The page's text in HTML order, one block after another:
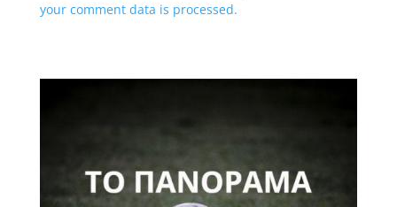
your comment data is processed.